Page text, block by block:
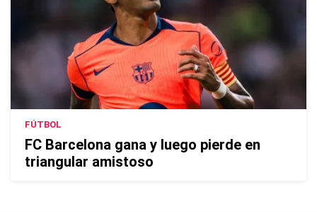
FÚTBOL
FC Barcelona gana y luego pierde en
triangular amistoso